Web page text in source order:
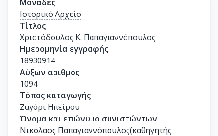
Μονάδες
Ιστορικό Αρχείο
Τίτλος
Χριστόδουλος Κ. Παπαγιαννόπουλος
Ημερομηνία εγγραφής
18930914
Αύξων αριθμός
1094
Τόπος καταγωγής
Ζαγόρι Ηπείρου
Όνομα και επώνυμο συνιστώντων
Νικόλαος Παπαγιαννόπουλος(καθηγητής